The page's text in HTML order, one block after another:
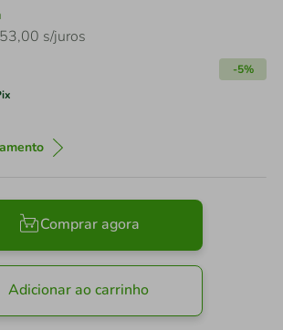
53,00 s/juros
-5%
Comprar agora
Adicionar ao carrinho